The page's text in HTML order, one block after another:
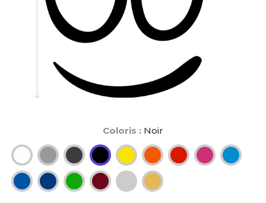
Coloris : Noir